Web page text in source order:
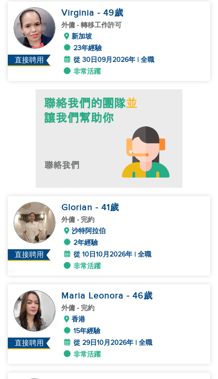
直接聘用
Virginia - 49歲
外傭 - 轉移工作許可
新加坡
23年經驗
從 30日09月2026年 | 全職
非常活躍
直接聘用
Glorian - 41歲
外傭 - 完約
沙特阿拉伯
2年經驗
從 10日10月2026年 | 全職
非常活躍
直接聘用
Maria Leonora - 46歲
外傭 - 完約
香港
15年經驗
從 29日10月2026年 | 全職
非常活躍